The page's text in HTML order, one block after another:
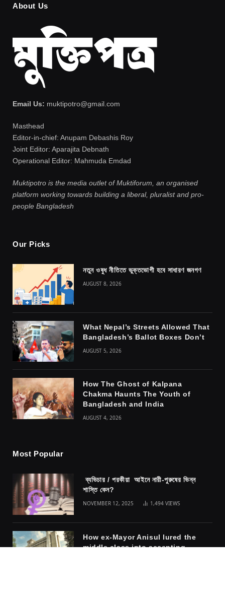
About Us
Email Us: muktipotro@gmail.com
Masthead
Editor-in-chief: Anupam Debashis Roy
Joint Editor: Aparajita Debnath
Operational Editor: Mahmuda Emdad
Muktipotro is the media outlet of Muktiforum, an organised
platform working towards building a liberal, pluralist and pro-
people Bangladesh
Our Picks
নতুন ওষুধ নীতিতে ভুক্তভোগী হবে সাধারণ জনগণ
AUGUST 8, 2026
What Nepal’s Streets Allowed That
Bangladesh’s Ballot Boxes Don’t
AUGUST 5, 2026
How The Ghost of Kalpana
Chakma Haunts The Youth of
Bangladesh and India
AUGUST 4, 2026
Most Popular
ব্যভিচার / পরকীয়া আইনে নারী-পুরুষের ভিন্ন
শাস্তি কেন?
NOVEMBER 12, 2025 1,494 VIEWS
How ex-Mayor Anisul lured the
middle class into accepting